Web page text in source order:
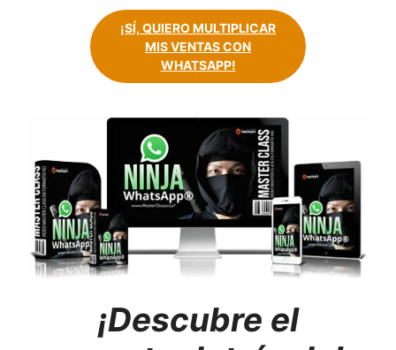
¡SÍ, QUIERO MULTIPLICAR
MIS VENTAS CON
WHATSAPP!
¡Descubre el